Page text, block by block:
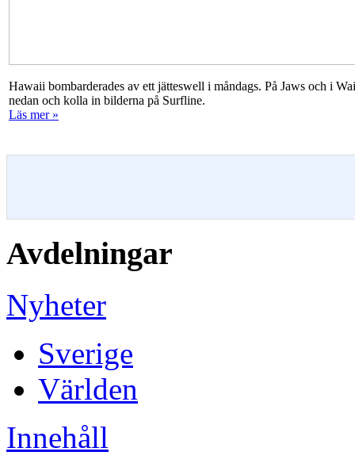
Hawaii bombarderades av ett jätteswell i måndags. På Jaws och i
nedan och kolla in bilderna på Surfline.
Läs mer »
Avdelningar
Nyheter
Sverige
Världen
Innehåll